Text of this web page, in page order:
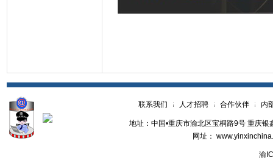
联系我们 人才招聘 合作伙伴 内
地址：中国•重庆市渝北区宝桐路9号 重庆
网址：
渝